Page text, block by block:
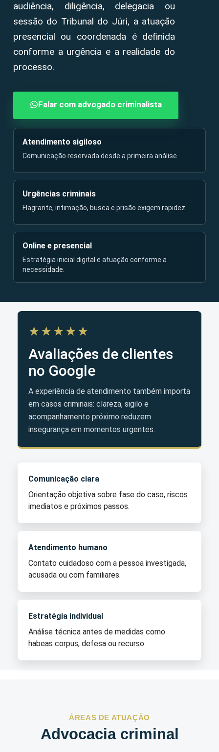
audiência, diligência, delegacia ou
sessão do Tribunal do Júri, a atuação
presencial ou coordenada é definida
conforme a urgência e a realidade do
processo.
Falar com advogado criminalista
Atendimento sigiloso
Comunicação reservada desde a primeira análise.
Urgências criminais
Flagrante, intimação, busca e prisão exigem rapidez.
Online e presencial
Estratégia inicial digital e atuação conforme a
necessidade.
★★★★★
Avaliações de clientes
no Google
A experiência de atendimento também importa
em casos criminais: clareza, sigilo e
acompanhamento próximo reduzem
insegurança em momentos urgentes.
Comunicação clara
Orientação objetiva sobre fase do caso, riscos
imediatos e próximos passos.
Atendimento humano
Contato cuidadoso com a pessoa investigada,
acusada ou com familiares.
Estratégia individual
Análise técnica antes de medidas como
habeas corpus, defesa ou recurso.
ÁREAS DE ATUAÇÃO
Advocacia criminal